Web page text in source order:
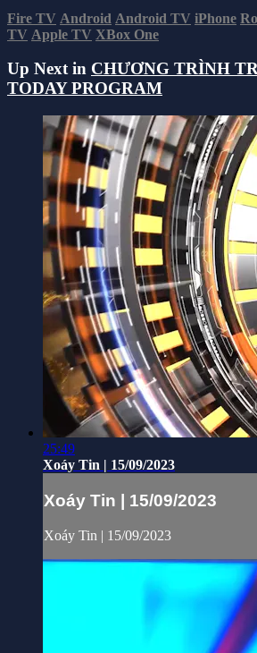
Fire TV Android Android TV iPhone
TV Apple TV XBox One
Up Next in CHƯƠNG TRÌNH
TODAY PROGRAM
25:49
Xoáy Tin | 15/09/2023
Xoáy Tin | 15/09/2023
Xoáy Tin | 15/09/2023